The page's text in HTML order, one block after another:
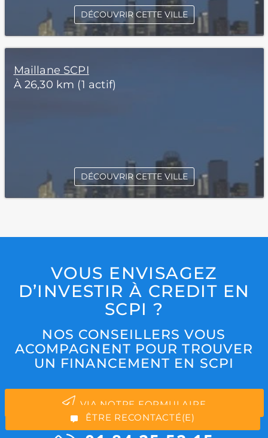
*Champs obligatoires
“Excellent”, 165 avis
ÊTRE RECONTACTÉ(E)
DÉCOUVRIR CETTE VILLE
Maillane SCPI
À 26,30 km (1 actif)
DÉCOUVRIR CETTE VILLE
VOUS ENVISAGEZ
D’INVESTIR À CREDIT EN
SCPI ?
NOS CONSEILLERS VOUS
ACOMPAGNENT POUR TROUVER
UN FINANCEMENT EN SCPI
VIA NOTRE FORMULAIRE